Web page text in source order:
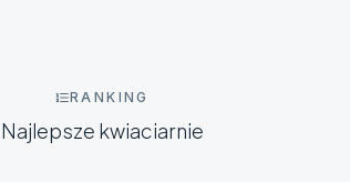
RANKING
Najlepsze kwiaciarnie